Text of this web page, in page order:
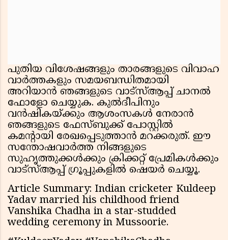
പുതിയ വിശേഷങ്ങളും താരങ്ങളുടെ വിവാഹ
വാർത്തകളും സമയബന്ധിതമായി
അറിയാൻ ഞങ്ങളുടെ വാട്സ്ആപ്പ് ചാനൽ
ഫോളോ ചെയ്യുക. കുൽദീപിനും
വൻഷികയ്ക്കും ആശംസകൾ നേരാൻ
ഞങ്ങളുടെ ഫേസ്ബുക്ക് പോസ്റ്റിൽ
കമന്റായി രേഖപ്പെടുത്താൻ മറക്കരുത്. ഈ
സന്തോഷവാർത്ത നിങ്ങളുടെ
സുഹൃത്തുക്കൾക്കും ക്രിക്കറ്റ് പ്രേമികൾക്കും
വാട്സ്ആപ്പ് ഗ്രൂപ്പുകളിൽ ഷെയർ ചെയ്യൂ.
Article Summary: Indian cricketer Kuldeep
Yadav married his childhood friend
Vanshika Chadha in a star-studded
wedding ceremony in Mussoorie.